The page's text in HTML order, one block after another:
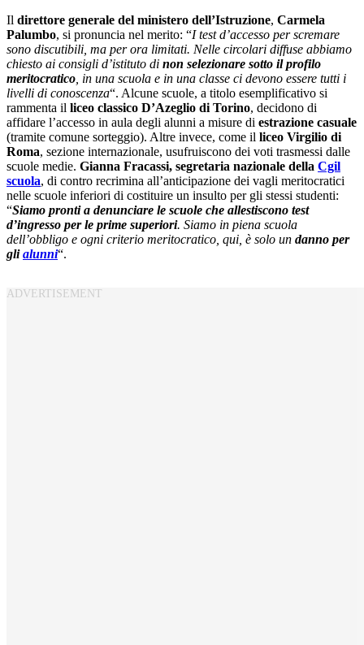
Il direttore generale del ministero dell’Istruzione, Carmela
Palumbo, si pronuncia nel merito: “I test d’accesso per scremare
sono discutibili, ma per ora limitati. Nelle circolari diffuse abbiamo
chiesto ai consigli d’istituto di non selezionare sotto il profilo
meritocratico , in una scuola e in una classe ci devono essere tutti i
livelli di conoscenza“. Alcune scuole, a titolo esemplificativo si
rammenta il liceo classico D’Azeglio di Torino, decidono di
affidare l’accesso in aula degli alunni a misure di estrazione casuale
(tramite comune sorteggio). Altre invece, come il liceo Virgilio di
Roma, sezione internazionale, usufruiscono dei voti trasmessi dalle
scuole medie. Gianna Fracassi, segretaria nazionale della Cgil
scuola, di contro recrimina all’anticipazione dei vagli meritocratici
nelle scuole inferiori di costituire un insulto per gli stessi studenti:
“Siamo pronti a denunciare le scuole che allestiscono test
d’ingresso per le prime superiori. Siamo in piena scuola
dell’obbligo e ogni criterio meritocratico, qui, è solo un danno per
glialunni“.